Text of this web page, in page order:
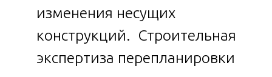
изменения несущих
конструкций. Строительная
экспертиза перепланировки